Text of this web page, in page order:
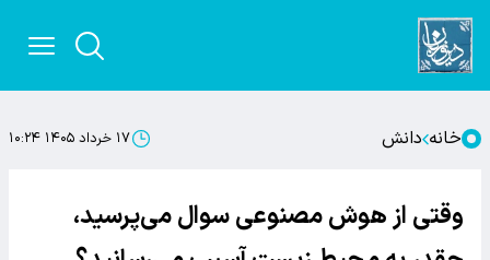
خانه دانش ۱۷ خرداد ۱۴۰۵ ۱۰:۲۴
وقتی از هوش مصنوعی سوال می‌پرسید،